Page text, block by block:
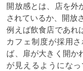
開放感とは、店を外
されているか、開放
例えば飲食店であれ
カフェ制度が採用
ば、扉が大きく開か
が見えるようにな